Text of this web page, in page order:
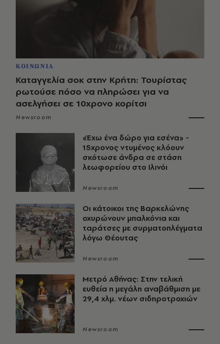
ΚΟΙΝΩΝΙΑ
Καταγγελία σοκ στην Κρήτη: Τουρίστας
ρωτούσε πόσο να πληρώσει για να
ασελγήσει σε 10χρονο κορίτσι
Newsroom
«Έχω ένα δώρο για εσένα» -
15χρονος ντυμένος κλόουν
σκότωσε άνδρα σε στάση
λεωφορείου στο Ιλινόι
Newsroom
Οι κάτοικοι της Βαρκελώνης
οχυρώνουν μπαλκόνια και
ταράτσες με συρματοπλέγματα
λόγω Θέουτας
Newsroom
Μετρό Αθήνας: Στην τελική
ευθεία η μεγάλη αναβάθμιση με
29,4 χλμ. νέων σιδηροτροχιών
Newsroom